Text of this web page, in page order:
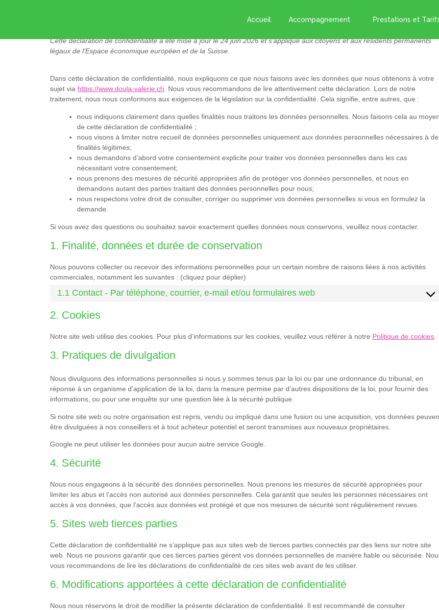
Accueil Accompagnement Prestations et
Déclaration de confidentialité (UE)
Cette déclaration de confidentialité a été mise à jour le 24 juin 2026 et s’applique aux citoyens et aux résidents permanents
légaux de l’Espace économique européen et de la Suisse.
Dans cette déclaration de confidentialité, nous expliquons ce que nous faisons avec les données que nous obtenons à votre
sujet via https://www.doula-valerie.ch. Nous vous recommandons de lire attentivement cette déclaration. Lors de notre
traitement, nous nous conformons aux exigences de la législation sur la confidentialité. Cela signifie, entre autres, que :
nous indiquons clairement dans quelles finalités nous traitons les données personnelles. Nous faisons cela au
de cette déclaration de confidentialité ;
nous visons à limiter notre recueil de données personnelles uniquement aux données personnelles nécessaires à
finalités légitimes;
nous demandons d’abord votre consentement explicite pour traiter vos données personnelles dans les cas
nécessitant votre consentement;
nous prenons des mesures de sécurité appropriées afin de protéger vos données personnelles, et nous en
demandons autant des parties traitant des données personnelles pour nous;
nous respectons votre droit de consulter, corriger ou supprimer vos données personnelles si vous en formulez la
demande.
Si vous avez des questions ou souhaitez savoir exactement quelles données nous conservons, veuillez nous contacter.
1. Finalité, données et durée de conservation
Nous pouvons collecter ou recevoir des informations personnelles pour un certain nombre de raisons liées à nos activités
commerciales, notamment les suivantes : (cliquez pour déplier)
1.1 Contact - Par téléphone, courrier, e-mail et/ou formulaires web
2. Cookies
Notre site web utilise des cookies. Pour plus d’informations sur les cookies, veuillez vous référer à notre Politique de cookies
3. Pratiques de divulgation
Nous divulguons des informations personnelles si nous y sommes tenus par la loi ou par une ordonnance du tribunal, en
réponse à un organisme d’application de la loi, dans la mesure permise par d’autres dispositions de la loi, pour fournir des
informations, ou pour une enquête sur une question liée à la sécurité publique.
Si notre site web ou notre organisation est repris, vendu ou impliqué dans une fusion ou une acquisition, vos données
être divulguées à nos conseillers et à tout acheteur potentiel et seront transmises aux nouveaux propriétaires.
Google ne peut utiliser les données pour aucun autre service Google.
4. Sécurité
Nous nous engageons à la sécurité des données personnelles. Nous prenons les mesures de sécurité appropriées pour
limiter les abus et l’accès non autorisé aux données personnelles. Cela garantit que seules les personnes nécessaires ont
accès à vos données, que l’accès aux données est protégé et que nos mesures de sécurité sont régulièrement revues.
5. Sites web tierces parties
Cette déclaration de confidentialité ne s’applique pas aux sites web de tierces parties connectés par des liens sur notre site
web. Nous ne pouvons garantir que ces tierces parties gèrent vos données personnelles de manière fiable ou sécurisée.
vous recommandons de lire les déclarations de confidentialité de ces sites web avant de les utiliser.
6. Modifications apportées à cette déclaration de confidentialité
Nous nous réservons le droit de modifier la présente déclaration de confidentialité. Il est recommandé de consulter